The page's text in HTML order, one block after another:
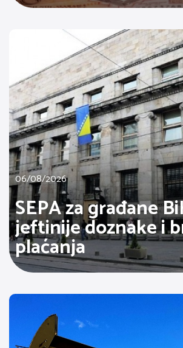
06/08/2026
SEPA za građane
jeftinije doznake i
plaćanja